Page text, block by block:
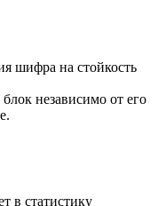
шифра на стойкость
независимо от его
в статистику